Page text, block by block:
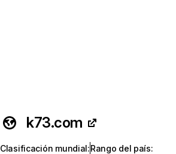
k73.com
Clasificación mundial:Rango del país: